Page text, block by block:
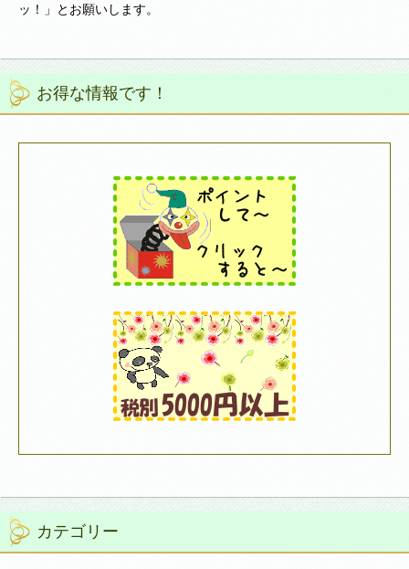
ッ！」とお願いします。
お得な情報です！
カテゴリー